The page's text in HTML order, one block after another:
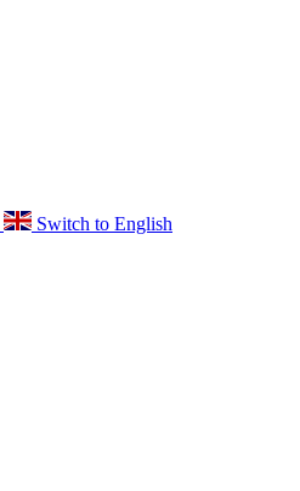
Switch to English